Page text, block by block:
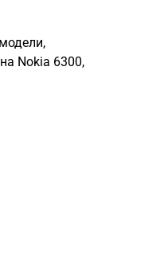
Nokia 6300,